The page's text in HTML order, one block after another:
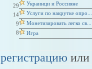
Украинци и Россияне
Услуги по накрутке опро...
Монетизировать легко св...
Игра
29
14
9
8
регистрацию или